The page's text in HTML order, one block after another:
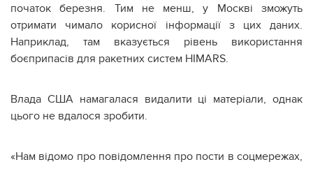
початок березня. Тим не менш, у Москві зможуть
отримати чимало корисної інформації з цих даних.
Наприклад, там вказується рівень використання
боєприпасів для ракетних систем HIMARS.
Влада США намагалася видалити ці матеріали, однак
цього не вдалося зробити.
«Нам відомо про повідомлення про пости в соцмережах,